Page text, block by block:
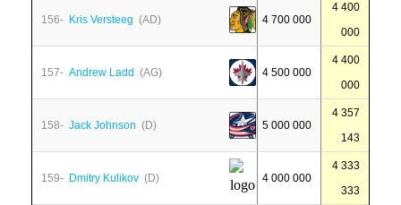
156- Kris Versteeg (AD) 4 700 000
4 400
000
157- Andrew Ladd (AG) 4 500 000
4 400
000
158- Jack Johnson (D) 5 000 000
4 357
143
159- Dmitry Kulikov (D) 4 000 000
4 333
333